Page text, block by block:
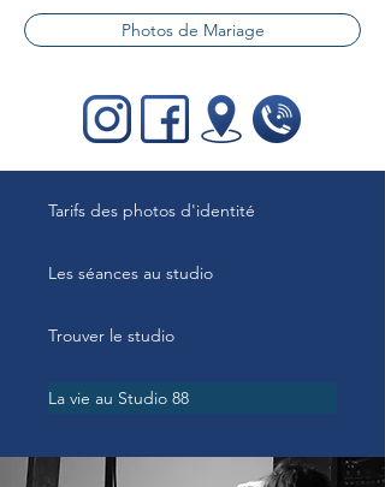
Photos de Mariage
Tarifs des photos d'identité
Les séances au studio
Trouver le studio
La vie au Studio 88